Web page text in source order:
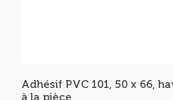
Adhésif PVC 101, 50 x 66,
à la pièce